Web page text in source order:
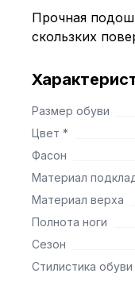
Прочная
скользких
Размер обуви
Цвет *
Фасон
Материал
Материал верха
Полнота ноги
Сезон
Стилистика обуви